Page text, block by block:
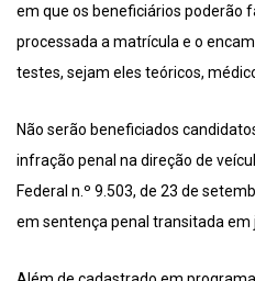
em que os beneficiários poderão
processada a matrícula e o
testes, sejam eles teóricos,
Não serão beneficiados
infração penal na direção de
Federal n.º 9.503, de 23 de
em sentença penal transitada em